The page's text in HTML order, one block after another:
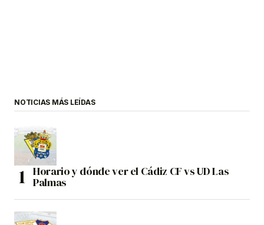
NOTICIAS MÁS LEÍDAS
Horario y dónde ver el Cádiz CF vs UD Las
Palmas